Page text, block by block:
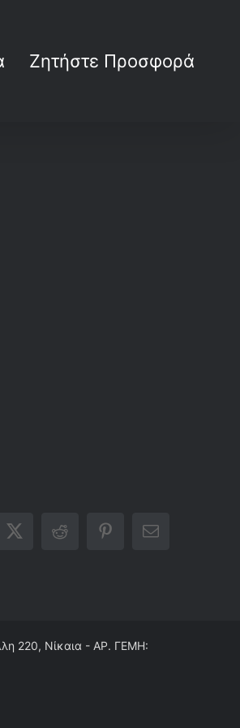
Ζητήστε Προσφορά
X RedditPinterestEmail
220, Νίκαια - ΑΡ. ΓΕΜΗ: